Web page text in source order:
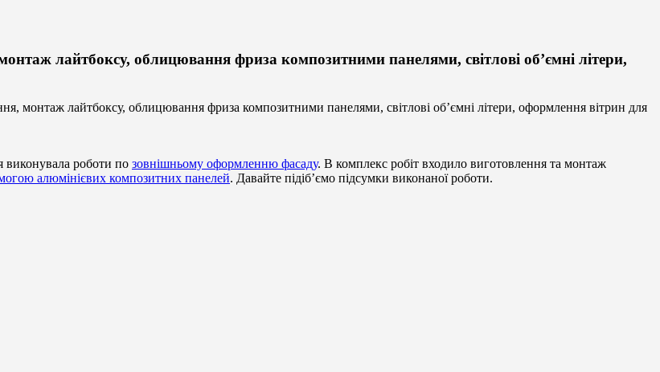
лайтбоксу, облицювання фриза композитними панелями, світлові об’ємні літери,
монтаж лайтбоксу, облицювання фриза композитними панелями, світлові об’ємні літери, оформлення вітрин для
виконувала роботи по зовнішньому оформленню фасаду. В комплекс робіт входило виготовлення та монтаж
алюмінієвих композитних панелей. Давайте підіб’ємо підсумки виконаної роботи.